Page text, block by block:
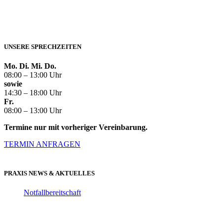
UNSERE SPRECHZEITEN
Mo. Di. Mi. Do.
08:00 – 13:00 Uhr
sowie
14:30 – 18:00 Uhr
Fr.
08:00 – 13:00 Uhr
Termine nur mit vorheriger Vereinbarung.
TERMIN ANFRAGEN
PRAXIS NEWS & AKTUELLES
Notfallbereitschaft